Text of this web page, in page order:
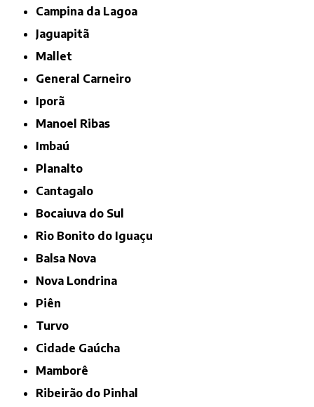
Campina da Lagoa
Jaguapitã
Mallet
General Carneiro
Iporã
Manoel Ribas
Imbaú
Planalto
Cantagalo
Bocaiuva do Sul
Rio Bonito do Iguaçu
Balsa Nova
Nova Londrina
Piên
Turvo
Cidade Gaúcha
Mamborê
Ribeirão do Pinhal